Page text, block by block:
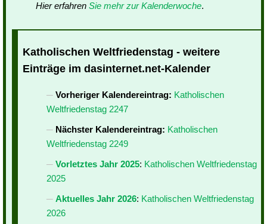
Hier erfahren Sie mehr zur Kalenderwoche.
Katholischen Weltfriedenstag - weitere
Einträge im dasinternet.net-Kalender
Vorheriger Kalendereintrag: Katholischen
Weltfriedenstag 2247
Nächster Kalendereintrag: Katholischen
Weltfriedenstag 2249
Vorletztes Jahr 2025: Katholischen Weltfriedenstag
2025
Aktuelles Jahr 2026: Katholischen Weltfriedenstag
2026